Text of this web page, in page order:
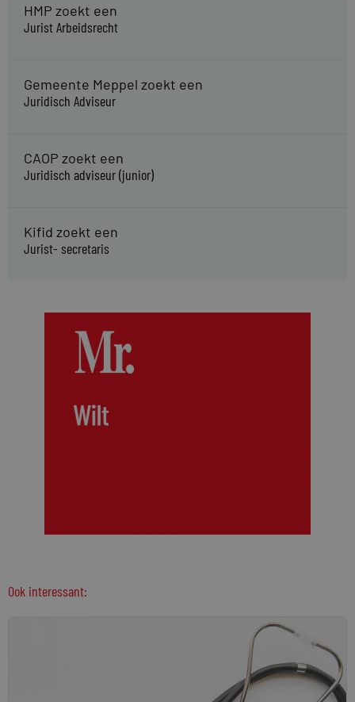
HMP zoekt een
Jurist Arbeidsrecht
Gemeente Meppel zoekt een
Juridisch Adviseur
CAOP zoekt een
Juridisch adviseur (junior)
Kifid zoekt een
Jurist- secretaris
Ook interessant: